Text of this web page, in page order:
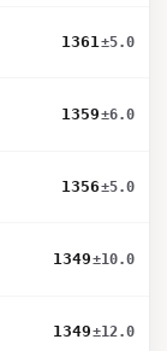
1361±5.0
1359±6.0
1356±5.0
1349±10.0
1349±12.0